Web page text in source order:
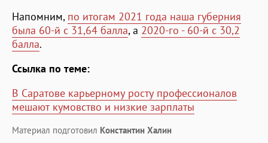
Напомним, по итогам 2021 года наша губерния
была 60-й с 31,64 балла, а 2020-го - 60-й c 30,2
балла.
Ссылка по теме:
В Саратове карьерному росту профессионалов
мешают кумовство и низкие зарплаты
Материал подготовил Константин Халин